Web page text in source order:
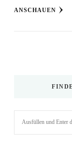
ANSCHAUEN